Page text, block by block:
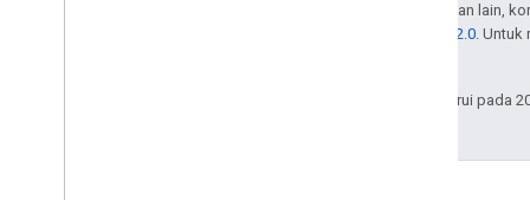
Kecuali dinyatakan lain,
Lisensi Apache 2.0 .
Terakhir diperbarui pada